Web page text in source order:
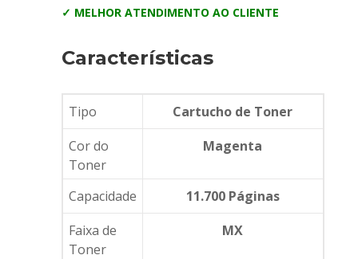
✓ MELHOR ATENDIMENTO AO CLIENTE
Características
Tipo
Cartucho de Toner
Cor do
Toner
Magenta
Capacidade
11.700 Páginas
Faixa de
Toner
MX